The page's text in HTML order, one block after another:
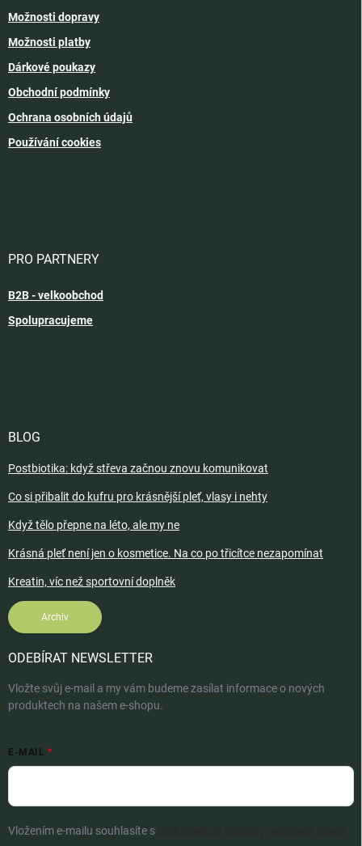
Možnosti dopravy
Možnosti platby
Dárkové poukazy
Obchodní podmínky
Ochrana osobních údajů
Používání cookies
PRO PARTNERY
B2B - velkoobchod
Spolupracujeme
BLOG
Postbiotika: když střeva začnou znovu komunikovat
Co si přibalit do kufru pro krásnější pleť, vlasy i nehty
Když tělo přepne na léto, ale my ne
Krásná pleť není jen o kosmetice. Na co po třicítce nezapomínat
Kreatin, víc než sportovní doplněk
Archiv
ODEBÍRAT NEWSLETTER
Vložte svůj e-mail a my vám budeme zasílat informace o nových
produktech na našem e-shopu.
E-MAIL
Vložením e-mailu souhlasíte s